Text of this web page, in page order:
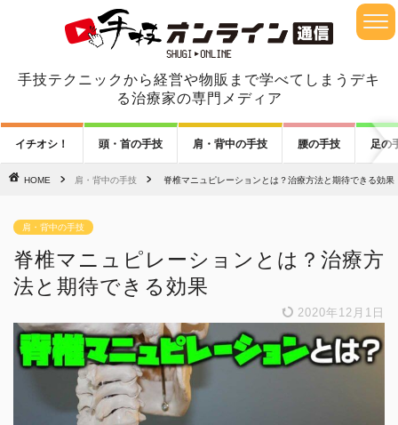
手技テクニックから経営や物販まで学べてしまうデキ
る治療家の専門メディア
イチオシ！ 頭・首の手技 肩・背中の手技 腰の手技 足の
HOME 肩・背中の手技 脊椎マニュピレーションとは？治療方法と期待できる効果
肩・背中の手技
脊椎マニュピレーションとは？治療方
法と期待できる効果
2020年12月1日